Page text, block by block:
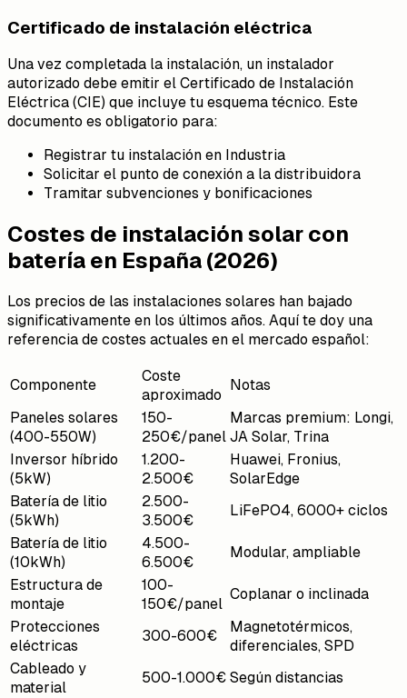
Certificado de instalación eléctrica
Una vez completada la instalación, un instalador
autorizado debe emitir el Certificado de Instalación
Eléctrica (CIE) que incluye tu esquema técnico. Este
documento es obligatorio para:
Registrar tu instalación en Industria
Solicitar el punto de conexión a la distribuidora
Tramitar subvenciones y bonificaciones
Costes de instalación solar con
batería en España (2026)
Los precios de las instalaciones solares han bajado
significativamente en los últimos años. Aquí te doy una
referencia de costes actuales en el mercado español:
Componente
Coste
aproximado
Notas
Paneles solares
(400-550W)
150-
250€/panel
Marcas premium: Longi,
JA Solar, Trina
Inversor híbrido
(5kW)
1.200-
2.500€
Huawei, Fronius,
SolarEdge
Batería de litio
(5kWh)
2.500-
3.500€
LiFePO4, 6000+ ciclos
Batería de litio
(10kWh)
4.500-
6.500€
Modular, ampliable
Estructura de
montaje
100-
150€/panel
Coplanar o inclinada
Protecciones
eléctricas
300-600€
Magnetotérmicos,
diferenciales, SPD
Cableado y
material
500-1.000€ Según distancias